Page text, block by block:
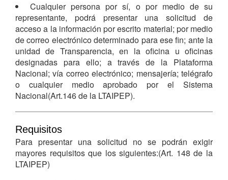
Cualquier persona por sí, o por medio de su
representante, podrá presentar una solicitud de
acceso a la información por escrito material; por medio
de correo electrónico determinado para ese fin; ante la
unidad de Transparencia, en la oficina u oficinas
designadas para ello; a través de la Plataforma
Nacional; vía correo electrónico; mensajería; telégrafo
o cualquier medio aprobado por el Sistema
Nacional(Art.146 de la LTAIPEP).
Requisitos
Para presentar una solicitud no se podrán exigir
mayores requisitos que los siguientes:(Art. 148 de la
LTAIPEP)